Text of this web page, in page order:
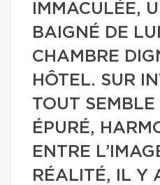
IMMACULÉE,
BAIGNÉ DE
CHAMBRE
HÔTEL. SUR
TOUT SEMBLE
ÉPURÉ,
ENTRE
RÉALITÉ, IL Y